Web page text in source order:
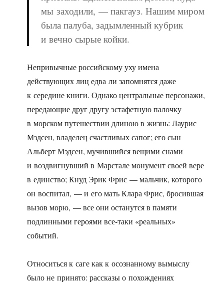
мы заходили, — пакгауз. Нашим миром
была палуба, задымленный кубрик
и вечно сырые койки.
Непривычные российскому уху имена
действующих лиц едва ли запомнятся даже
к середине книги. Однако центральные персонажи,
передающие друг другу эстафетную палочку
в морском путешествии длиною в жизнь: Лаурис
Мэдсен, владелец счастливых сапог; его сын
Альберт Мэдсен, мучившийся вещими снами
и воздвигнувший в Марстале монумент своей вере
в единство; Кнуд Эрик Фрис — мальчик, которого
он воспитал, — и его мать Клара Фрис, бросившая
вызов морю, — все они останутся в памяти
подлинными героями все-таки «реальных»
событий.
Относиться к саге как к осознанному вымыслу
было не принято: рассказы о похождениях